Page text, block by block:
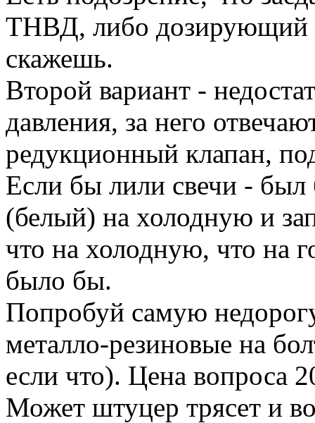
ТНВД, либо дозирующий
скажешь.
Второй вариант -
давления, за него
редукционный клапан,
Если бы лили свечи -
(белый) на холодную и
что на холодную, что на
было бы.
Попробуй самую
металло-резиновые на
если что). Цена вопроса
Может штуцер трясет и